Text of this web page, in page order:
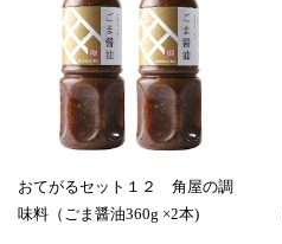
おてがるセット１２ 角屋の調
味料（ごま醤油360g ×2本)